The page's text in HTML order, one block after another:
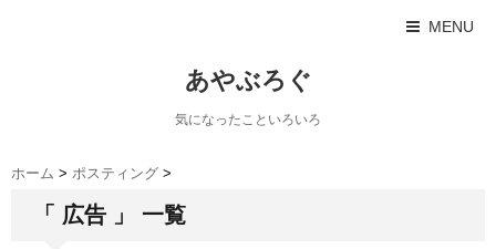
MENU
あやぶろぐ
気になったこといろいろ
ホーム > ポスティング >
「 広告 」 一覧